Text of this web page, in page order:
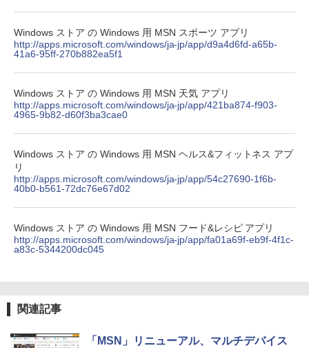
Windows ストア の Windows 用 MSN スポーツ アプリ
http://apps.microsoft.com/windows/ja-jp/app/d9a4d6fd-a65b-
41a6-95ff-270b882ea5f1
Windows ストア の Windows 用 MSN 天気 アプリ
http://apps.microsoft.com/windows/ja-jp/app/421ba874-f903-
4965-9b82-d60f3ba3cae0
Windows ストア の Windows 用 MSN ヘルス&フィットネス アプ
リ
http://apps.microsoft.com/windows/ja-jp/app/54c27690-1f6b-
40b0-b561-72dc76e67d02
Windows ストア の Windows 用 MSN フード&レシピ アプリ
http://apps.microsoft.com/windows/ja-jp/app/fa01a69f-eb9f-4f1c-
a83c-5344200dc045
関連記事
「MSN」リニューアル、マルチデバイス